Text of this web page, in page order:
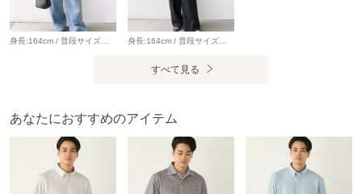
ギフト
すべて見る
あなたにおすすめのアイテム